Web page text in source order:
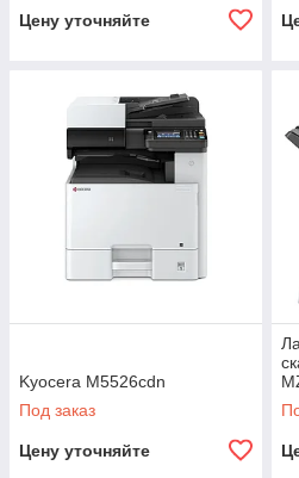
Цену уточняйте
Kyocera M5526cdn
Под заказ
Цену уточняйте